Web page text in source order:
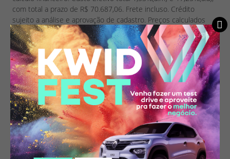
com total a prazo de R$ 70.687,06. Frete incluso. Crédito
sujeito a análise e aprovação de cadastro. Preços calculados
com base no preço público sem o acréscimo dos valores de
cor. 30.000/3 ANOS DE REVISÕES INCLUSO . Oferta válida até
31/08/2025 ou enquanto durar o estoque de 1 veículos.
Ofertas sujeitas a alteração sem aviso prévio. Imagens
meramente ilustrativas. Consulte condições em sua
concessionária Renault Morel - www.renaultmorel.com.br.
Ouvidoria Grupo Vianorte 08007180018.
* Imagens meramente ilustrativas. Alguns itens apresentados poderão
não estar disponíveis nas versões. Preços sugeridos e válidos até
31/08/2026. Os preços poderão ser modificados sem aviso prévio.
Consulte e confirme todas as informações com um de nossos
vendedores.